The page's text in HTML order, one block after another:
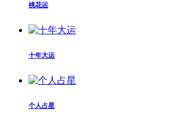
桃花运
十年大运
个人占星